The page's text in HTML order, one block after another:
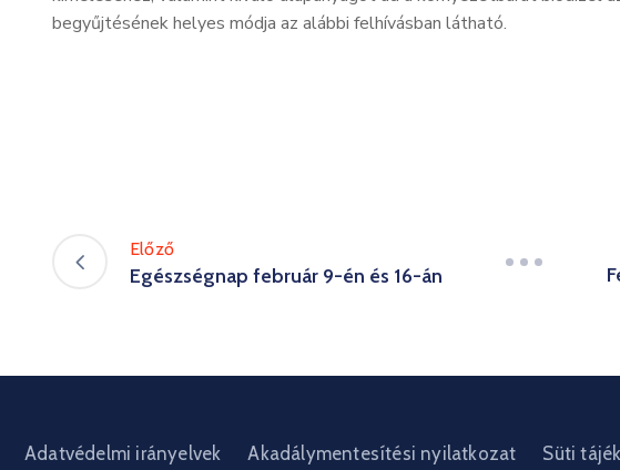
begyűjtésének helyes módja az alábbi felhívásban látható.
Előző
Egészségnap február 9-én és 16-án
Adatvédelmi irányelvek Akadálymentesítési nyilatkozat Süti